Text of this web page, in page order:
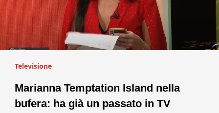
Televisione
Marianna Temptation Island nella
bufera: ha già un passato in TV